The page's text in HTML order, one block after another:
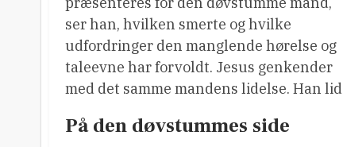
ser han, hvilken smerte og hvilke
udfordringer den manglende hørelse og
taleevne har forvoldt. Jesus genkender
med det samme mandens lidelse. Han
På den døvstummes side